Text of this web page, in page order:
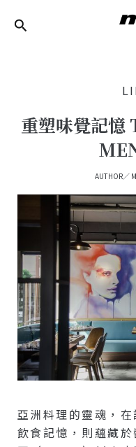
重塑味覺記憶
AUTHOR／
亞洲料理的靈魂，
飲食記憶，則蘊藏
Navigation